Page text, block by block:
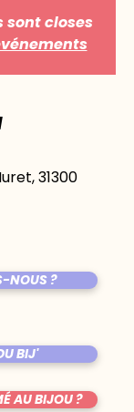
sont closes
31300
NOUS ?
BIJ'
AU BIJOU ?